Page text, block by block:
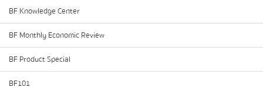
BF Knowledge Center
BF Monthly Economic Review
BF Product Special
BF101